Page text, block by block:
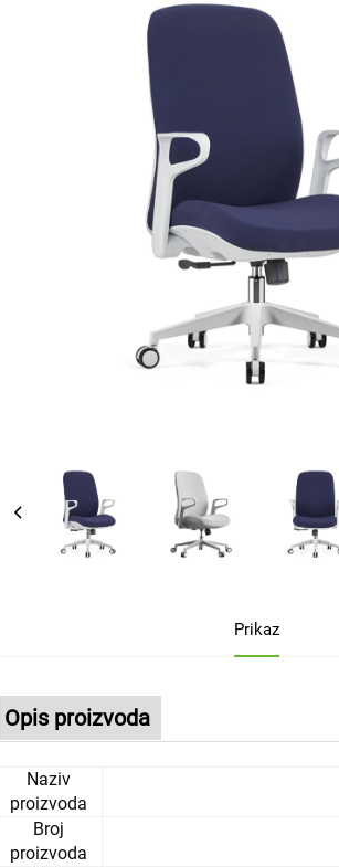
Prikaz
Opis proizvoda
Naziv
proizvoda
Broj
proizvoda